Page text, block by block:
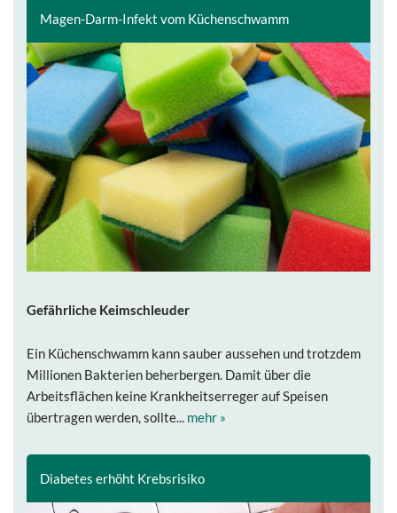
Magen-Darm-Infekt vom Küchenschwamm
Gefährliche Keimschleuder
Ein Küchenschwamm kann sauber aussehen und trotzdem
Millionen Bakterien beherbergen. Damit über die
Arbeitsflächen keine Krankheitserreger auf Speisen
übertragen werden, sollte... mehr »
Diabetes erhöht Krebsrisiko